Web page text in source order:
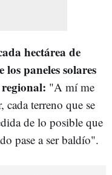
hectárea de
paneles solares
"A mí me
terreno que se
de lo posible que
pase a ser baldío".